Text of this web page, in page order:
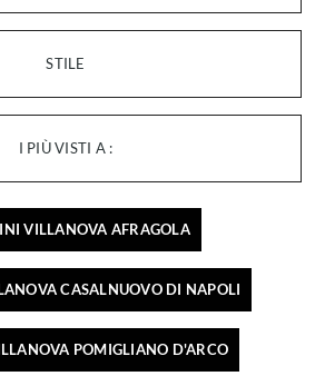
STILE
I PIÙ VISTI A :
VILLANOVA AFRAGOLA
CASALNUOVO DI NAPOLI
POMIGLIANO D'ARCO